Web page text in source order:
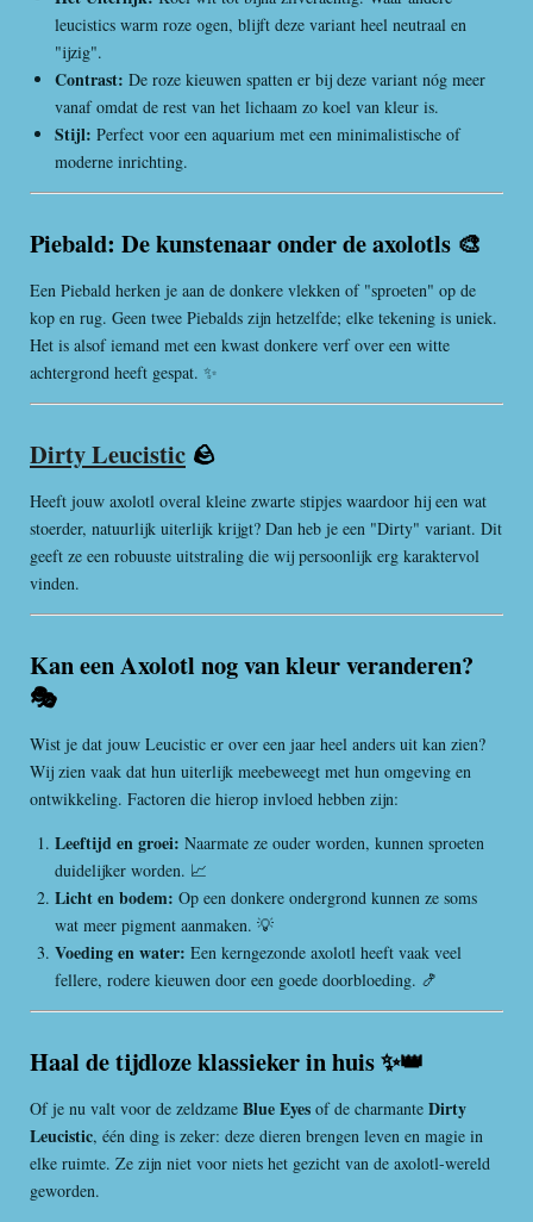
leucistics warm roze ogen, blijft deze variant heel neutraal en
"ijzig".
Contrast: De roze kieuwen spatten er bij deze variant nóg meer
vanaf omdat de rest van het lichaam zo koel van kleur is.
Stijl: Perfect voor een aquarium met een minimalistische of
moderne inrichting.
Piebald: De kunstenaar onder de axolotls 🎨
Een Piebald herken je aan de donkere vlekken of "sproeten" op de
kop en rug. Geen twee Piebalds zijn hetzelfde; elke tekening is uniek.
Het is alsof iemand met een kwast donkere verf over een witte
achtergrond heeft gespat. ✨
Dirty Leucistic 🪨
Heeft jouw axolotl overal kleine zwarte stipjes waardoor hij een wat
stoerder, natuurlijk uiterlijk krijgt? Dan heb je een "Dirty" variant. Dit
geeft ze een robuuste uitstraling die wij persoonlijk erg karaktervol
vinden.
Kan een Axolotl nog van kleur veranderen?
🎭
Wist je dat jouw Leucistic er over een jaar heel anders uit kan zien?
Wij zien vaak dat hun uiterlijk meebeweegt met hun omgeving en
ontwikkeling. Factoren die hierop invloed hebben zijn:
Leeftijd en groei: Naarmate ze ouder worden, kunnen sproeten
duidelijker worden. 📈
Licht en bodem: Op een donkere ondergrond kunnen ze soms
wat meer pigment aanmaken. 💡
Voeding en water: Een kerngezonde axolotl heeft vaak veel
fellere, rodere kieuwen door een goede doorbloeding. 🍤
Haal de tijdloze klassieker in huis ✨👑
Of je nu valt voor de zeldzame Blue Eyes of de charmante Dirty
Leucistic, één ding is zeker: deze dieren brengen leven en magie in
elke ruimte. Ze zijn niet voor niets het gezicht van de axolotl-wereld
geworden.